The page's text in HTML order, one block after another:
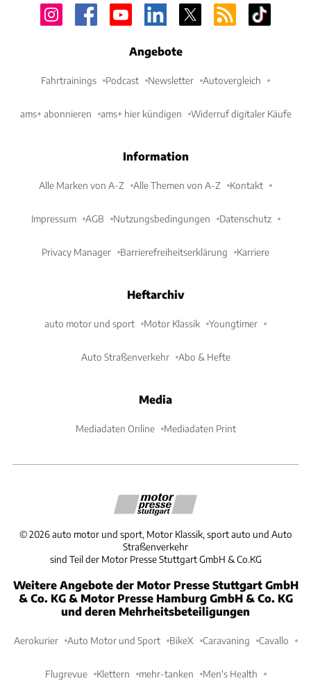
Angebote
Fahrtrainings Podcast Newsletter Autovergleich
ams+ abonnieren ams+ hier kündigen Widerruf digitaler Käufe
Information
Alle Marken von A-Z Alle Themen von A-Z Kontakt
Impressum AGB Nutzungsbedingungen Datenschutz
Privacy Manager Barrierefreiheitserklärung Karriere
Heftarchiv
auto motor und sport Motor Klassik Youngtimer
Auto Straßenverkehr Abo & Hefte
Media
Mediadaten Online Mediadaten Print
©2026 auto motor und sport, Motor Klassik, sport auto und Auto
Straßenverkehr
sind Teil der Motor Presse Stuttgart GmbH & Co.KG
Weitere Angebote der Motor Presse Stuttgart GmbH
& Co. KG & Motor Presse Hamburg GmbH & Co. KG
und deren Mehrheitsbeteiligungen
Aerokurier Auto Motor und Sport BikeX Caravaning Cavallo
Flugrevue Klettern mehr-tanken Men's Health